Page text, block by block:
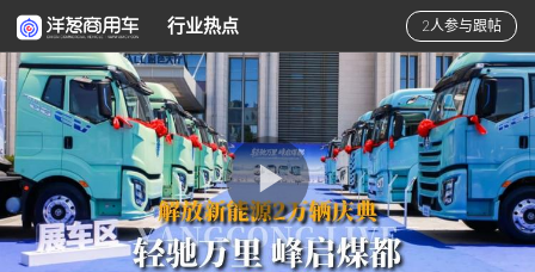
行业热点 2人参与跟帖